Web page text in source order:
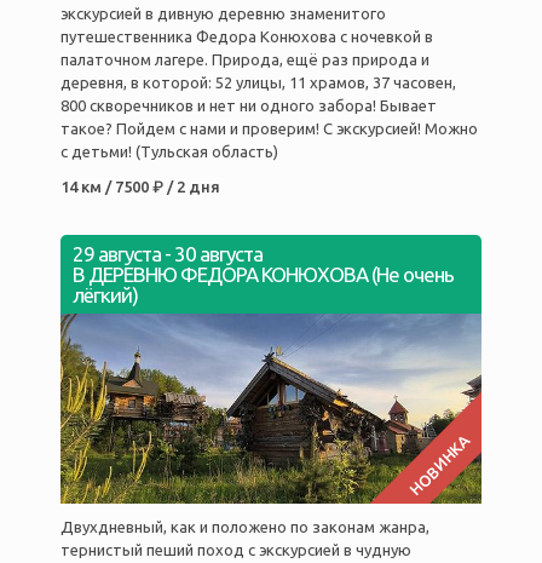
экскурсией в дивную деревню знаменитого
путешественника Федора Конюхова с ночевкой в
палаточном лагере. Природа, ещё раз природа и
деревня, в которой: 52 улицы, 11 храмов, 37 часовен,
800 скворечников и нет ни одного забора! Бывает
такое? Пойдем с нами и проверим! С экскурсией! Можно
с детьми! (Тульская область)
14 км / 7500 ₽ / 2 дня
29 августа - 30 августа
В ДЕРЕВНЮ ФЕДОРА КОНЮХОВА (Не очень
лёгкий)
НОВИНКА
Двухдневный, как и положено по законам жанра,
тернистый пеший поход с экскурсией в чудную